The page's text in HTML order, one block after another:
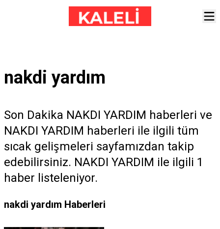
nakdi yardım
Son Dakika NAKDI YARDIM haberleri ve
NAKDI YARDIM haberleri ile ilgili tüm
sıcak gelişmeleri sayfamızdan takip
edebilirsiniz. NAKDI YARDIM ile ilgili 1
haber listeleniyor.
nakdi yardım Haberleri